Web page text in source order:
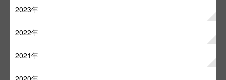
2023年
2022年
2021年